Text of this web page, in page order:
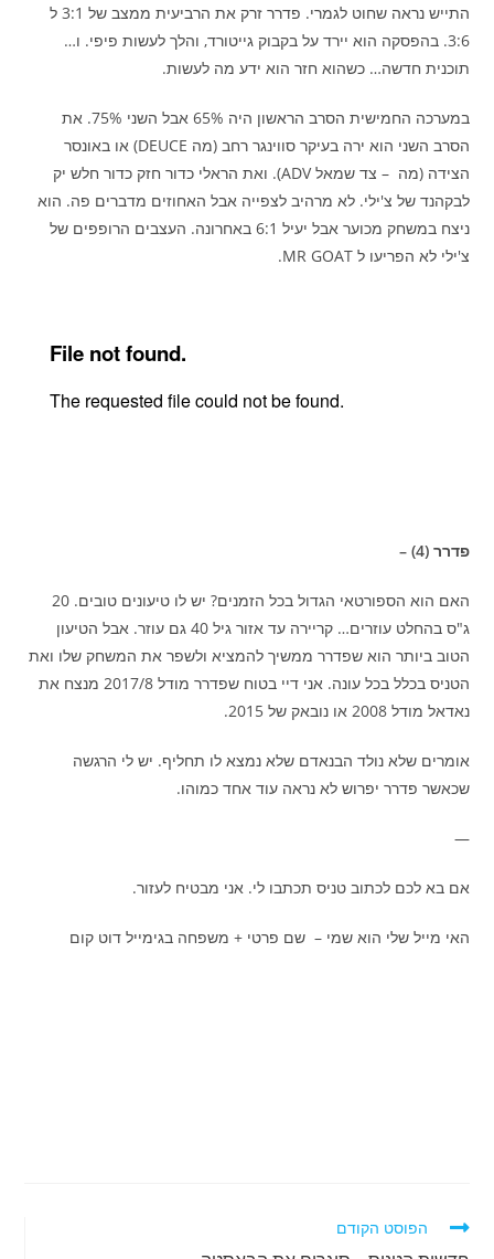
התייש נראה שחוט לגמרי. פדרר זרק את הרביעית ממצב של 3:1 ל
3:6. בהפסקה הוא יירד על בקבוק גייטורד, והלך לעשות פיפי. ו…
תוכנית חדשה… כשהוא חזר הוא ידע מה לעשות.
במערכה החמישית הסרב הראשון היה 65% אבל השני 75%. את
הסרב השני הוא ירה בעיקר סווינגר רחב (מה DEUCE) או באונסר
הצידה (מה – צד שמאל ADV). ואת הראלי כדור חזק כדור חלש יק
לבקהנד של צ'ילי. לא מרהיב לצפייה אבל האחוזים מדברים פה. הוא
ניצח במשחק מכוער אבל יעיל 6:1 באחרונה. העצבים הרופפים של
צ'ילי לא הפריעו ל MR GOAT.
פדרר (4) –
האם הוא הספורטאי הגדול בכל הזמנים? יש לו טיעונים טובים. 20
ג"ס בהחלט עוזרים… קריירה עד אזור גיל 40 גם עוזר. אבל הטיעון
הטוב ביותר הוא שפדרר ממשיך להמציא ולשפר את המשחק שלו ואת
הטניס בכלל בכל עונה. אני דיי בטוח שפדרר מודל 2017/8 מנצח את
נאדאל מודל 2008 או נובאק של 2015.
אומרים שלא נולד הבנאדם שלא נמצא לו תחליף. יש לי הרגשה
שכאשר פדרר יפרוש לא נראה עוד אחד כמוהו.
—
אם בא לכם לכתוב טניס תכתבו לי. אני מבטיח לעזור.
האי מייל שלי הוא שמי – שם פרטי + משפחה בגימייל דוט קום
לקרוא
הפוסט הקודם